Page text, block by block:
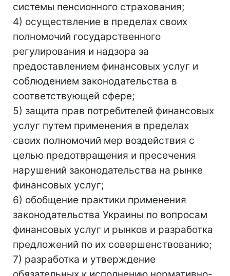
системы пенсионного страхования;
4) осуществление в пределах своих
полномочий государственного
регулирования и надзора за
предоставлением финансовых услуг и
соблюдением законодательства в
соответствующей сфере;
5) защита прав потребителей финансовых
услуг путем применения в пределах
своих полномочий мер воздействия с
целью предотвращения и пресечения
нарушений законодательства на рынке
финансовых услуг;
6) обобщение практики применения
законодательства Украины по вопросам
финансовых услуг и рынков и разработка
предложений по их совершенствованию;
7) разработка и утверждение